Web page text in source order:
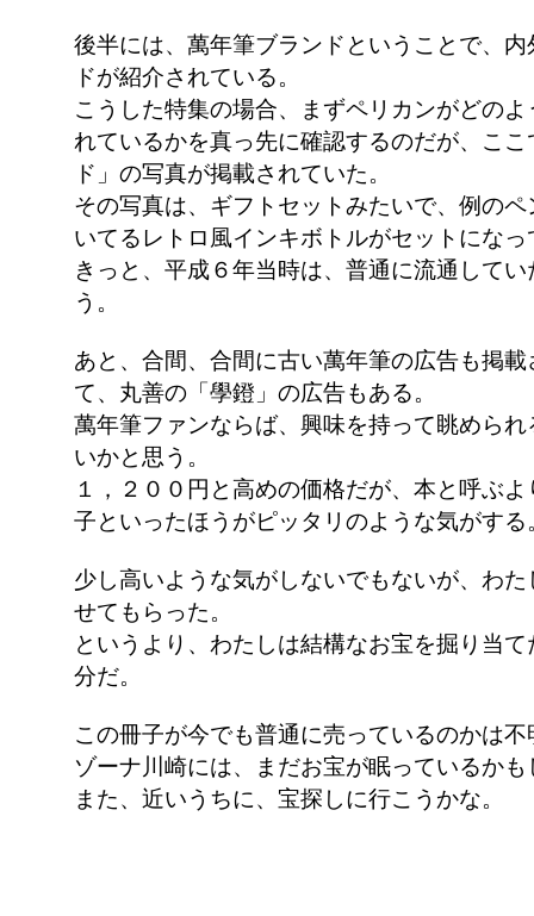
後半には、萬年筆ブランドということで、内
ドが紹介されている。
こうした特集の場合、まずペリカンがどのよ
れているかを真っ先に確認するのだが、ここ
ド」の写真が掲載されていた。
その写真は、ギフトセットみたいで、例のペ
いてるレトロ風インキボトルがセットになっ
きっと、平成６年当時は、普通に流通してい
う。
あと、合間、合間に古い萬年筆の広告も掲載
て、丸善の「學鐙」の広告もある。
萬年筆ファンならば、興味を持って眺められ
いかと思う。
１，２００円と高めの価格だが、本と呼ぶ
子といったほうがピッタリのような気がする
少し高いような気がしないでもないが、わた
せてもらった。
というより、わたしは結構なお宝を掘り当て
分だ。
この冊子が今でも普通に売っているのかは不
ゾーナ川崎には、まだお宝が眠っているかも
また、近いうちに、宝探しに行こうかな。